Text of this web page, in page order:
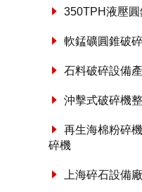
350TPH液壓
軟錳礦圓錐破
石料破碎設備
沖擊式破碎機
再生海棉粉碎
碎機
上海碎石設備